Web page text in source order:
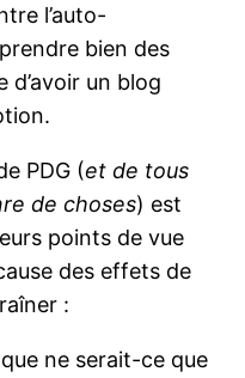
l’auto-
bien des
d’avoir un blog
PDG (et de tous
de choses) est
points de vue
des effets de
:
ne serait-ce que